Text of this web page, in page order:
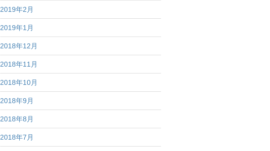
2019年2月
2019年1月
2018年12月
2018年11月
2018年10月
2018年9月
2018年8月
2018年7月